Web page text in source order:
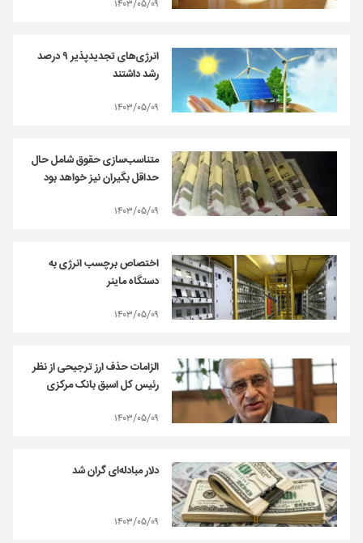
۱۴۰۳/۰۵/۰۹
انرژی‌های تجدیدپذیر ۹ درصد
رشد داشتند
۱۴۰۳/۰۵/۰۹
متناسب‌سازی حقوق شامل حال
حداقل بگیران نیز خواهد بود
۱۴۰۳/۰۵/۰۹
اختصاص برچسب انرژی به
دستگاه ماینر
۱۴۰۳/۰۵/۰۹
الزامات حذف ارز ترجیحی از نظر
رئیس کل اسبق بانک مرکزی
۱۴۰۳/۰۵/۰۹
دلار مبادله‌ای گران شد
۱۴۰۳/۰۵/۰۹